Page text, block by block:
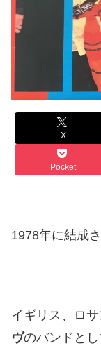
X
Pocket
1978年に結成
イギリス、ロ
ヴのバンドとし